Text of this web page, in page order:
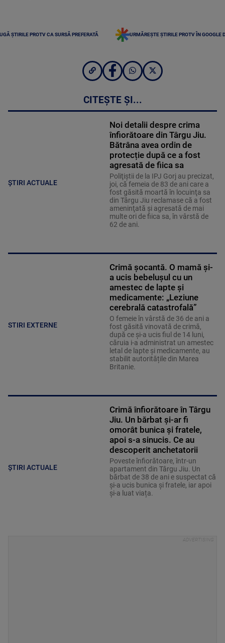
ȘTIRILE PROTV CA SURSĂ PREFERATĂ URMĂREȘTE ȘTIRILE PROTV ÎN GOOGLE
CITEȘTE ȘI...
ȘTIRI ACTUALE
Noi detalii despre crima
înfiorătoare din Târgu Jiu.
Bătrâna avea ordin de
protecție după ce a fost
agresată de fiica sa
Poliţiştii de la IPJ Gorj au precizat,
joi, că femeia de 83 de ani care a
fost găsită moartă în locuinţa sa
din Târgu Jiu reclamase că a fost
ameninţată şi agresată de mai
multe ori de fiica sa, în vârstă de
62 de ani.
STIRI EXTERNE
Crimă șocantă. O mamă și-
a ucis bebelușul cu un
amestec de lapte și
medicamente: „Leziune
cerebrală catastrofală”
O femeie în vârstă de 36 de ani a
fost găsită vinovată de crimă,
după ce și-a ucis fiul de 14 luni,
căruia i-a administrat un amestec
letal de lapte și medicamente, au
stabilit autoritățile din Marea
Britanie.
ȘTIRI ACTUALE
Crimă înfiorătoare în Târgu
Jiu. Un bărbat și-ar fi
omorât bunica și fratele,
apoi s-a sinucis. Ce au
descoperit anchetatorii
Poveste înfiorătoare, într-un
apartament din Târgu Jiu. Un
bărbat de 38 de ani e suspectat că
și-a ucis bunica și fratele, iar apoi
și-a luat viața.